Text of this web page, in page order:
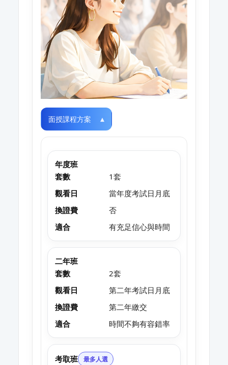
面授課程方案
年度班
套數
1套
觀看日
當年度考試日月底
換證費
否
適合
有充足信心與時間
二年班
套數
2套
觀看日
第二年考試日月底
換證費
第二年繳交
適合
時間不夠有容錯率
考取班 最多人選